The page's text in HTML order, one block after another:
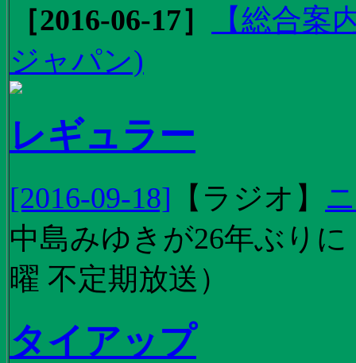
［2016-06-17］
【総合
ジャパン)
レギュラー
[2016-09-18] 【 ラジオ 】
中島みゆきが26年ぶり
曜 不定期放送）
タイアップ